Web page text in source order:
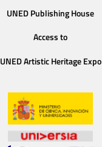
UNED Publishing House
Access to
UNED Artistic Heritage Expo